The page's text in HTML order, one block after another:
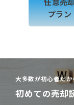
プラン
大多数が初心者だ
初めての売却